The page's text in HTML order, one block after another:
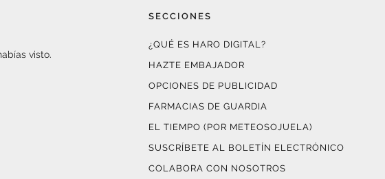
visto.
SECCIONES
¿QUÉ ES HARO DIGITAL?
HAZTE EMBAJADOR
OPCIONES DE PUBLICIDAD
FARMACIAS DE GUARDIA
EL TIEMPO (POR METEOSOJUELA)
SUSCRÍBETE AL BOLETÍN ELECTRÓNICO
COLABORA CON NOSOTROS